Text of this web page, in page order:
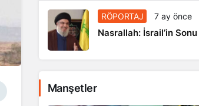
RÖPORTAJ 7 ay önce
Nasrallah: İsrail’in Sonu
Manşetler